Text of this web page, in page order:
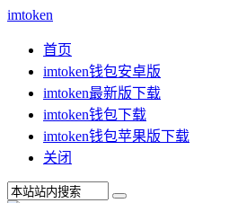
imtoken
首页
imtoken钱包安卓版
imtoken最新版下载
imtoken钱包下载
imtoken钱包苹果版下载
关闭